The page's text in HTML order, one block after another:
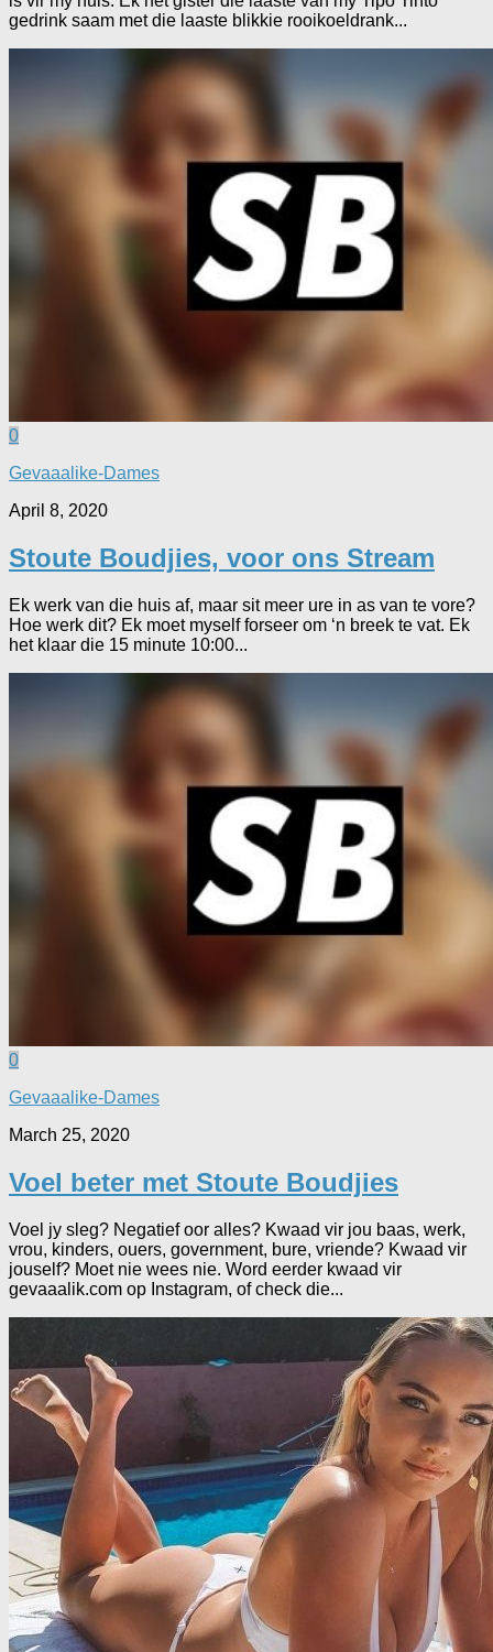
gedrink saam met die laaste blikkie rooikoeldrank...
0
Gevaaalike-Dames
April 8, 2020
Stoute Boudjies, voor ons Stream
Ek werk van die huis af, maar sit meer ure in as van te vore?
Hoe werk dit? Ek moet myself forseer om ‘n breek te vat. Ek
het klaar die 15 minute 10:00...
0
Gevaaalike-Dames
March 25, 2020
Voel beter met Stoute Boudjies
Voel jy sleg? Negatief oor alles? Kwaad vir jou baas, werk,
vrou, kinders, ouers, government, bure, vriende? Kwaad vir
jouself? Moet nie wees nie. Word eerder kwaad vir
gevaaalik.com op Instagram, of check die...